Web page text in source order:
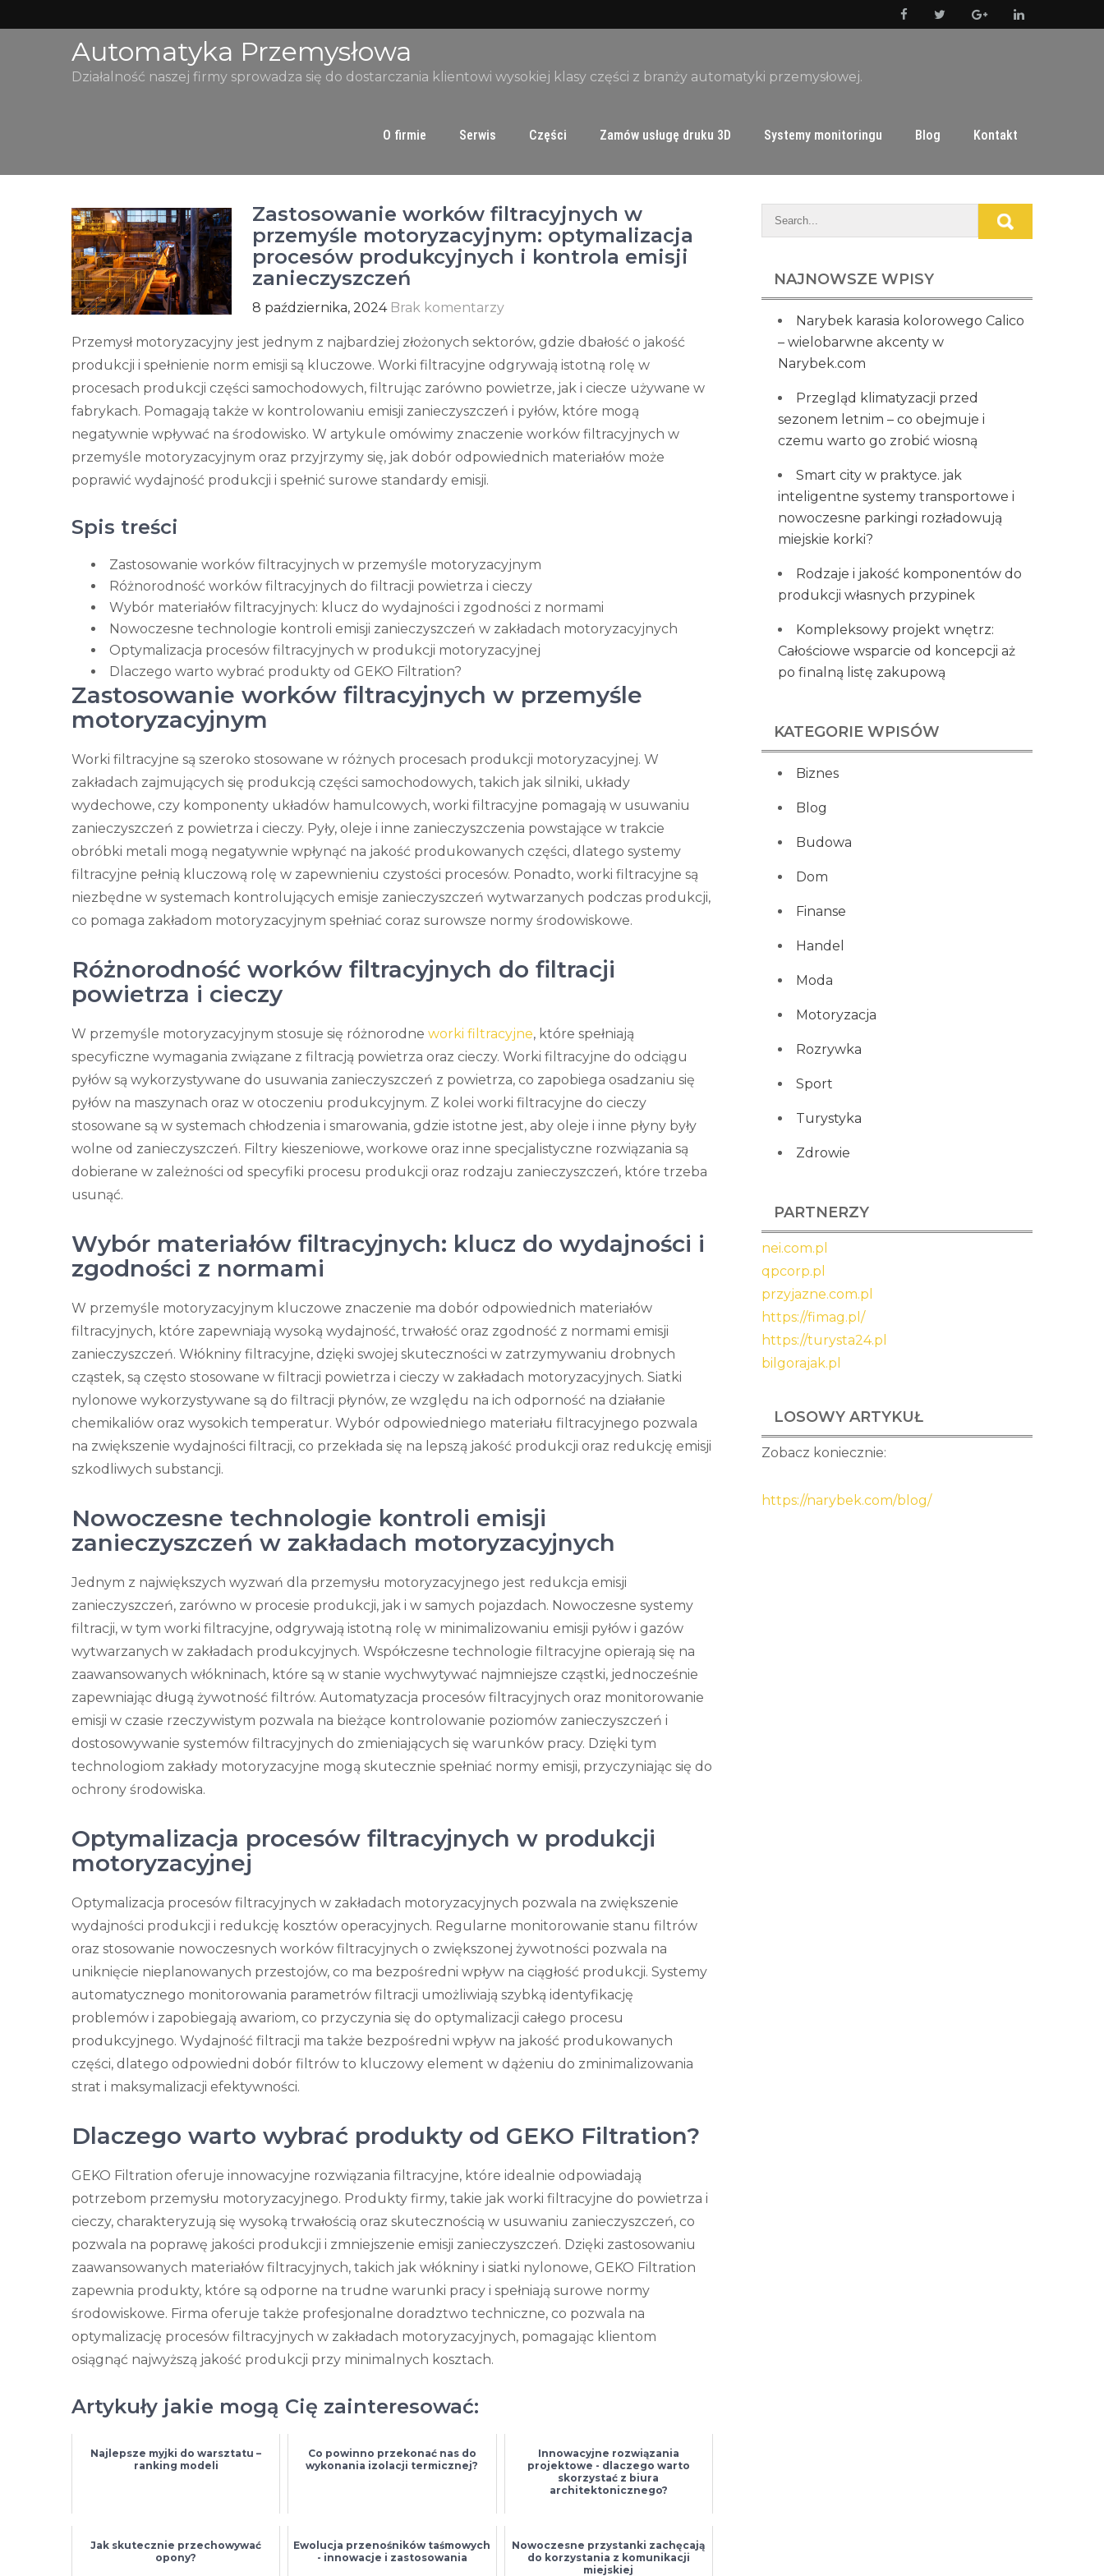
to
Automatyka Przemysłowa
Działalność naszej firmy sprowadza się do dostarczania klientowi wysokiej klasy części z branży automatyki przemysłowej.
O firmie Serwis Części Zamów usługę druku 3D Systemy monitoringu Blog Kontakt
Zastosowanie worków filtracyjnych w
przemyśle motoryzacyjnym: optymalizacja
procesów produkcyjnych i kontrola emisji
zanieczyszczeń
8 października, 2024 Brak komentarzy
Przemysł motoryzacyjny jest jednym z najbardziej złożonych sektorów, gdzie dbałość o jakość
produkcji i spełnienie norm emisji są kluczowe. Worki filtracyjne odgrywają istotną rolę w
procesach produkcji części samochodowych, filtrując zarówno powietrze, jak i ciecze używane w
fabrykach. Pomagają także w kontrolowaniu emisji zanieczyszczeń i pyłów, które mogą
negatywnie wpływać na środowisko. W artykule omówimy znaczenie worków filtracyjnych w
przemyśle motoryzacyjnym oraz przyjrzymy się, jak dobór odpowiednich materiałów może
poprawić wydajność produkcji i spełnić surowe standardy emisji.
Spis treści
Zastosowanie worków filtracyjnych w przemyśle motoryzacyjnym
Różnorodność worków filtracyjnych do filtracji powietrza i cieczy
Wybór materiałów filtracyjnych: klucz do wydajności i zgodności z normami
Nowoczesne technologie kontroli emisji zanieczyszczeń w zakładach motoryzacyjnych
Optymalizacja procesów filtracyjnych w produkcji motoryzacyjnej
Dlaczego warto wybrać produkty od GEKO Filtration?
Zastosowanie worków filtracyjnych w przemyśle
motoryzacyjnym
Worki filtracyjne są szeroko stosowane w różnych procesach produkcji motoryzacyjnej. W
zakładach zajmujących się produkcją części samochodowych, takich jak silniki, układy
wydechowe, czy komponenty układów hamulcowych, worki filtracyjne pomagają w usuwaniu
zanieczyszczeń z powietrza i cieczy. Pyły, oleje i inne zanieczyszczenia powstające w trakcie
obróbki metali mogą negatywnie wpłynąć na jakość produkowanych części, dlatego systemy
filtracyjne pełnią kluczową rolę w zapewnieniu czystości procesów. Ponadto, worki filtracyjne są
niezbędne w systemach kontrolujących emisje zanieczyszczeń wytwarzanych podczas produkcji,
co pomaga zakładom motoryzacyjnym spełniać coraz surowsze normy środowiskowe.
Różnorodność worków filtracyjnych do filtracji
powietrza i cieczy
W przemyśle motoryzacyjnym stosuje się różnorodne worki filtracyjne, które spełniają
specyficzne wymagania związane z filtracją powietrza oraz cieczy. Worki filtracyjne do odciągu
pyłów są wykorzystywane do usuwania zanieczyszczeń z powietrza, co zapobiega osadzaniu się
pyłów na maszynach oraz w otoczeniu produkcyjnym. Z kolei worki filtracyjne do cieczy
stosowane są w systemach chłodzenia i smarowania, gdzie istotne jest, aby oleje i inne płyny były
wolne od zanieczyszczeń. Filtry kieszeniowe, workowe oraz inne specjalistyczne rozwiązania są
dobierane w zależności od specyfiki procesu produkcji oraz rodzaju zanieczyszczeń, które trzeba
usunąć.
Wybór materiałów filtracyjnych: klucz do wydajności i
zgodności z normami
W przemyśle motoryzacyjnym kluczowe znaczenie ma dobór odpowiednich materiałów
filtracyjnych, które zapewniają wysoką wydajność, trwałość oraz zgodność z normami emisji
zanieczyszczeń. Włókniny filtracyjne, dzięki swojej skuteczności w zatrzymywaniu drobnych
cząstek, są często stosowane w filtracji powietrza i cieczy w zakładach motoryzacyjnych. Siatki
nylonowe wykorzystywane są do filtracji płynów, ze względu na ich odporność na działanie
chemikaliów oraz wysokich temperatur. Wybór odpowiedniego materiału filtracyjnego pozwala
na zwiększenie wydajności filtracji, co przekłada się na lepszą jakość produkcji oraz redukcję emisji
szkodliwych substancji.
Nowoczesne technologie kontroli emisji
zanieczyszczeń w zakładach motoryzacyjnych
Jednym z największych wyzwań dla przemysłu motoryzacyjnego jest redukcja emisji
zanieczyszczeń, zarówno w procesie produkcji, jak i w samych pojazdach. Nowoczesne systemy
filtracji, w tym worki filtracyjne, odgrywają istotną rolę w minimalizowaniu emisji pyłów i gazów
wytwarzanych w zakładach produkcyjnych. Współczesne technologie filtracyjne opierają się na
zaawansowanych włókninach, które są w stanie wychwytywać najmniejsze cząstki, jednocześnie
zapewniając długą żywotność filtrów. Automatyzacja procesów filtracyjnych oraz monitorowanie
emisji w czasie rzeczywistym pozwala na bieżące kontrolowanie poziomów zanieczyszczeń i
dostosowywanie systemów filtracyjnych do zmieniających się warunków pracy. Dzięki tym
technologiom zakłady motoryzacyjne mogą skutecznie spełniać normy emisji, przyczyniając się do
ochrony środowiska.
Optymalizacja procesów filtracyjnych w produkcji
motoryzacyjnej
Optymalizacja procesów filtracyjnych w zakładach motoryzacyjnych pozwala na zwiększenie
wydajności produkcji i redukcję kosztów operacyjnych. Regularne monitorowanie stanu filtrów
oraz stosowanie nowoczesnych worków filtracyjnych o zwiększonej żywotności pozwala na
uniknięcie nieplanowanych przestojów, co ma bezpośredni wpływ na ciągłość produkcji. Systemy
automatycznego monitorowania parametrów filtracji umożliwiają szybką identyfikację
problemów i zapobiegają awariom, co przyczynia się do optymalizacji całego procesu
produkcyjnego. Wydajność filtracji ma także bezpośredni wpływ na jakość produkowanych
części, dlatego odpowiedni dobór filtrów to kluczowy element w dążeniu do zminimalizowania
strat i maksymalizacji efektywności.
Dlaczego warto wybrać produkty od GEKO Filtration?
GEKO Filtration oferuje innowacyjne rozwiązania filtracyjne, które idealnie odpowiadają
potrzebom przemysłu motoryzacyjnego. Produkty firmy, takie jak worki filtracyjne do powietrza i
cieczy, charakteryzują się wysoką trwałością oraz skutecznością w usuwaniu zanieczyszczeń, co
pozwala na poprawę jakości produkcji i zmniejszenie emisji zanieczyszczeń. Dzięki zastosowaniu
zaawansowanych materiałów filtracyjnych, takich jak włókniny i siatki nylonowe, GEKO Filtration
zapewnia produkty, które są odporne na trudne warunki pracy i spełniają surowe normy
środowiskowe. Firma oferuje także profesjonalne doradztwo techniczne, co pozwala na
optymalizację procesów filtracyjnych w zakładach motoryzacyjnych, pomagając klientom
osiągnąć najwyższą jakość produkcji przy minimalnych kosztach.
Artykuły jakie mogą Cię zainteresować:
Najlepsze myjki do warsztatu –
ranking modeli
Co powinno przekonać nas do
wykonania izolacji termicznej?
Innowacyjne rozwiązania
projektowe - dlaczego warto
skorzystać z biura
architektonicznego?
Jak skutecznie przechowywać
opony?
Ewolucja przenośników taśmowych
- innowacje i zastosowania
Nowoczesne przystanki zachęcają
do korzystania z komunikacji
miejskiej
NAJNOWSZE WPISY
Narybek karasia kolorowego Calico
– wielobarwne akcenty w
Narybek.com
Przegląd klimatyzacji przed
sezonem letnim – co obejmuje i
czemu warto go zrobić wiosną
Smart city w praktyce. jak
inteligentne systemy transportowe i
nowoczesne parkingi rozładowują
miejskie korki?
Rodzaje i jakość komponentów do
produkcji własnych przypinek
Kompleksowy projekt wnętrz:
Całościowe wsparcie od koncepcji aż
po finalną listę zakupową
KATEGORIE WPISÓW
Biznes
Blog
Budowa
Dom
Finanse
Handel
Moda
Motoryzacja
Rozrywka
Sport
Turystyka
Zdrowie
PARTNERZY
nei.com.pl
qpcorp.pl
przyjazne.com.pl
https://fimag.pl/
https://turysta24.pl
bilgorajak.pl
LOSOWY ARTYKUŁ
Zobacz koniecznie:
https://narybek.com/blog/